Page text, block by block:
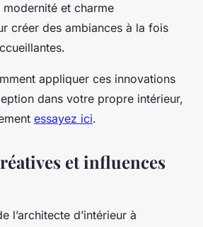
et charme
créer des ambiances à la fois
appliquer ces innovations
dans votre propre intérieur,
essayez ici.
et influences
l’architecte d’intérieur à